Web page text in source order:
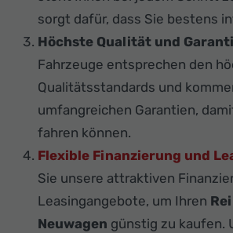
sorgt dafür, dass Sie bestens
Höchste Qualität und
Fahrzeuge entsprechen den
Qualitätsstandards und
umfangreichen Garantien,
fahren können.
Flexible Finanzierung und
Sie unsere attraktiven
Leasingangebote, um Ihren
Neuwagen günstig zu kaufen.